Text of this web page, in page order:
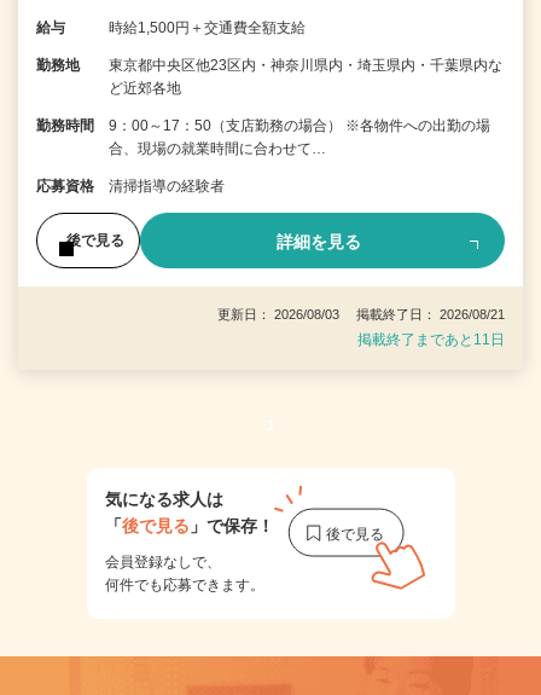
給与 時給1,500円＋交通費全額支給
勤務地
東京都中央区他23区内・神奈川県内・埼玉県内・千葉県内な
ど近郊各地
勤務時間
9：00～17：50（支店勤務の場合） ※各物件への出勤の場
合、現場の就業時間に合わせて…
応募資格 清掃指導の経験者
後で見る 詳細を見る
更新日： 2026/08/03 掲載終了日： 2026/08/21
掲載終了まであと11日
1
気になる求人は
「後で見る 」で保存！
会員登録なしで、
何件でも応募できます。